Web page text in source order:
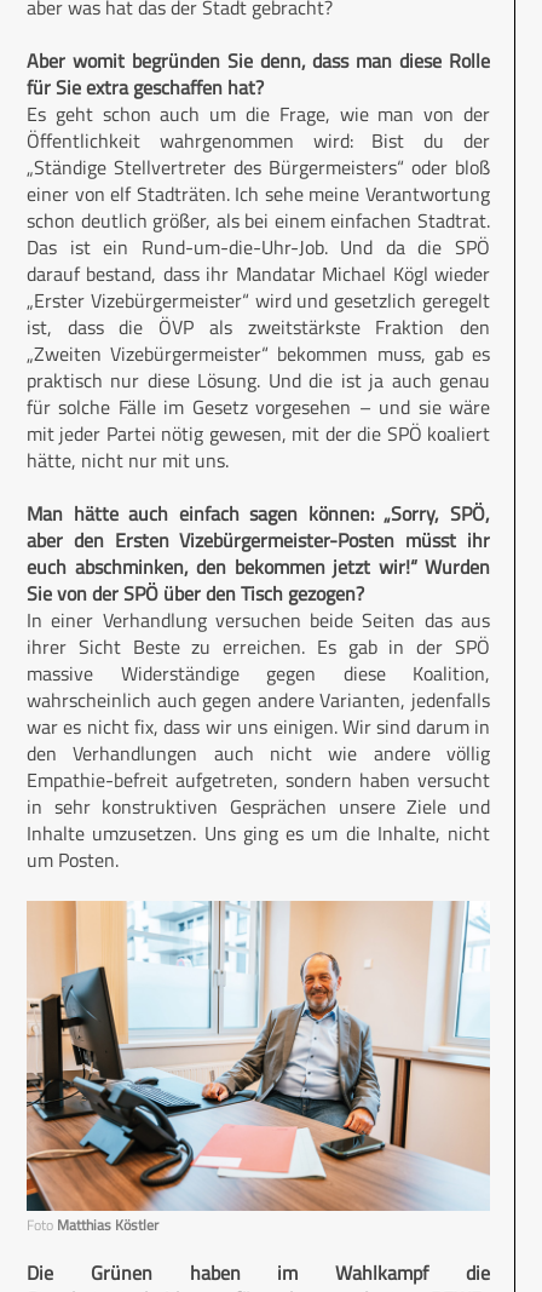
aber was hat das der Stadt gebracht?
Aber womit begründen Sie denn, dass man diese Rolle
für Sie extra geschaffen hat?
Es geht schon auch um die Frage, wie man von der
Öffentlichkeit wahrgenommen wird: Bist du der
„Ständige Stellvertreter des Bürgermeisters“ oder bloß
einer von elf Stadträten. Ich sehe meine Verantwortung
schon deutlich größer, als bei einem einfachen Stadtrat.
Das ist ein Rund-um-die-Uhr-Job. Und da die SPÖ
darauf bestand, dass ihr Mandatar Michael Kögl wieder
„Erster Vizebürgermeister“ wird und gesetzlich geregelt
ist, dass die ÖVP als zweitstärkste Fraktion den
„Zweiten Vizebürgermeister“ bekommen muss, gab es
praktisch nur diese Lösung. Und die ist ja auch genau
für solche Fälle im Gesetz vorgesehen – und sie wäre
mit jeder Partei nötig gewesen, mit der die SPÖ koaliert
hätte, nicht nur mit uns.
Man hätte auch einfach sagen können: „Sorry, SPÖ,
aber den Ersten Vizebürgermeister-Posten müsst ihr
euch abschminken, den bekommen jetzt wir!“ Wurden
Sie von der SPÖ über den Tisch gezogen?
In einer Verhandlung versuchen beide Seiten das aus
ihrer Sicht Beste zu erreichen. Es gab in der SPÖ
massive Widerständige gegen diese Koalition,
wahrscheinlich auch gegen andere Varianten, jedenfalls
war es nicht fix, dass wir uns einigen. Wir sind darum in
den Verhandlungen auch nicht wie andere völlig
Empathie-befreit aufgetreten, sondern haben versucht
in sehr konstruktiven Gesprächen unsere Ziele und
Inhalte umzusetzen. Uns ging es um die Inhalte, nicht
um Posten.
Foto Matthias Köstler
Die Grünen haben im Wahlkampf die